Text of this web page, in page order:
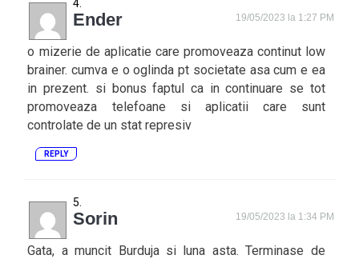
Ender 19/05/2023 la 1:27 PM
o mizerie de aplicatie care promoveaza continut low
brainer. cumva e o oglinda pt societate asa cum e ea
in prezent. si bonus faptul ca in continuare se tot
promoveaza telefoane si aplicatii care sunt
controlate de un stat represiv
REPLY
Sorin 19/05/2023 la 1:34 PM
Gata, a muncit Burduja si luna asta. Terminase de